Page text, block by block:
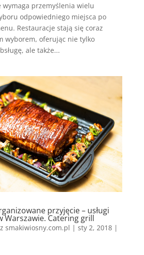
wymaga przemyślenia wielu
odpowiedniego miejsca po
Restauracje stają się coraz
wyborem, oferując nie tylko
ale także...
przyjęcie – usługi
Warszawie. Catering grill
smakiwiosny.com.pl | sty 2, 2018|